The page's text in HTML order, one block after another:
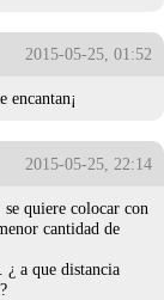
2015-05-25, 01:52
encantan¡
2015-05-25, 22:14
quiere colocar con
cantidad de
¿ a que distancia